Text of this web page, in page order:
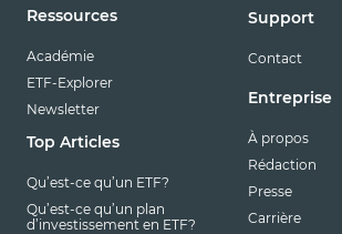
Ressources
Académie
ETF-Explorer
Newsletter
Top Articles
Qu’est-ce qu’un ETF?
Qu’est-ce qu’un plan
d’investissement en ETF?
Support
Contact
Entreprise
À propos
Rédaction
Presse
Carrière